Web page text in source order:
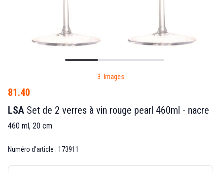
3 Images
81.40
LSA Set de 2 verres à vin rouge pearl 460ml - nacre
460 ml, 20 cm
Numéro d'article : 173911